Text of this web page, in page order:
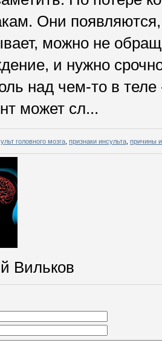
Они
можно не
и нужно
над чем-то в
может сл...
головного мозга признаки инсульта причины
Вильков